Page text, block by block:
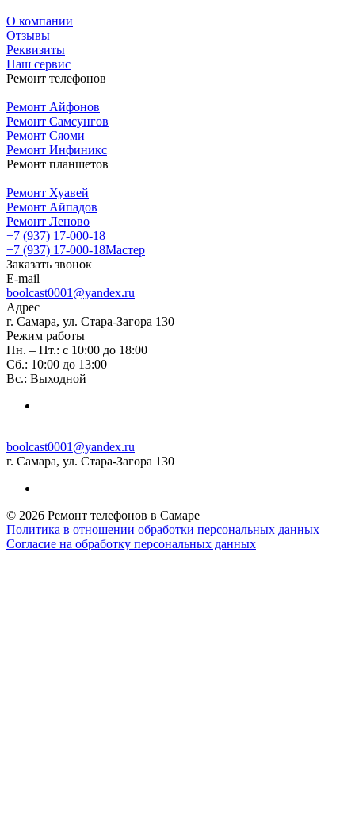
О компании
Отзывы
Реквизиты
Наш сервис
Ремонт телефонов
Ремонт Айфонов
Ремонт Самсунгов
Ремонт Сяоми
Ремонт Инфиникс
Ремонт планшетов
Ремонт Хуавей
Ремонт Айпадов
Ремонт Леново
+7 (937) 17-000-18
+7 (937) 17-000-18Мастер
Заказать звонок
E-mail
boolcast0001@yandex.ru
Адрес
г. Самара, ул. Стара-Загора 130
Режим работы
Пн. – Пт.: с 10:00 до 18:00
Сб.: 10:00 до 13:00
Вс.: Выходной
boolcast0001@yandex.ru
г. Самара, ул. Стара-Загора 130
© 2026 Ремонт телефонов в Самаре
Политика в отношении обработки персональных данных
Согласие на обработку персональных данных